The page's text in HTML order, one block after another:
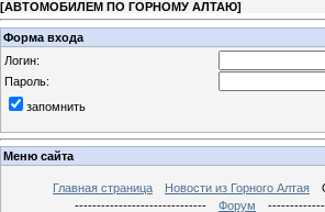
[АВТОМОБИЛЕМ ПО ГОРНОМУ АЛТАЮ]
Форма входа
Логин:
Пароль:
запомнить
Меню сайта
Главная страница Новости из Горного Алтая
------------------------------
Форум